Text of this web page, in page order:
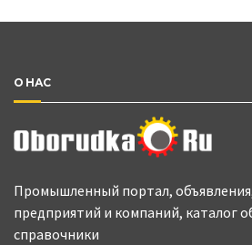
О НАС
Промышленный портал,
предприятий и компаний, каталог
справочники